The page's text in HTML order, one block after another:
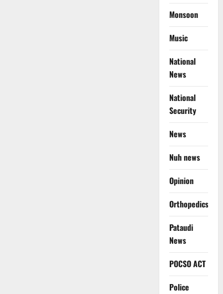
Monsoon
Music
National
News
National
Security
News
Nuh news
Opinion
Orthopedics
Pataudi
News
POCSO ACT
Police